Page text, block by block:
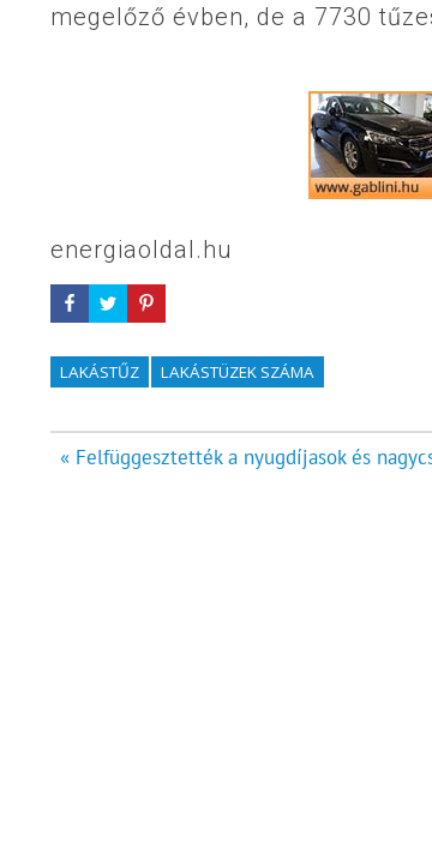
megelőző évben, de a 7730
energiaoldal.hu
LAKÁSTŰZ LAKÁSTÜZEK SZÁMA
Bejegyzés
« Felfüggesztették a nyugdíjasok és